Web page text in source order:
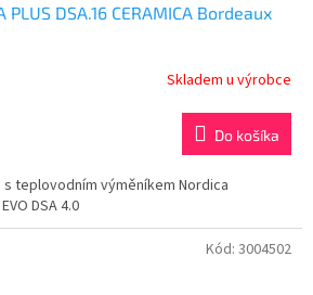
PLUS DSA.16 CERAMICA Bordeaux
Skladem u výrobce
Do košíka
teplovodním výměníkem Nordica
DSA 4.0
Kód: 3004502